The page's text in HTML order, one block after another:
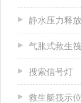
静水压力释
气胀式救生筏
搜索信号灯
救生艇筏示